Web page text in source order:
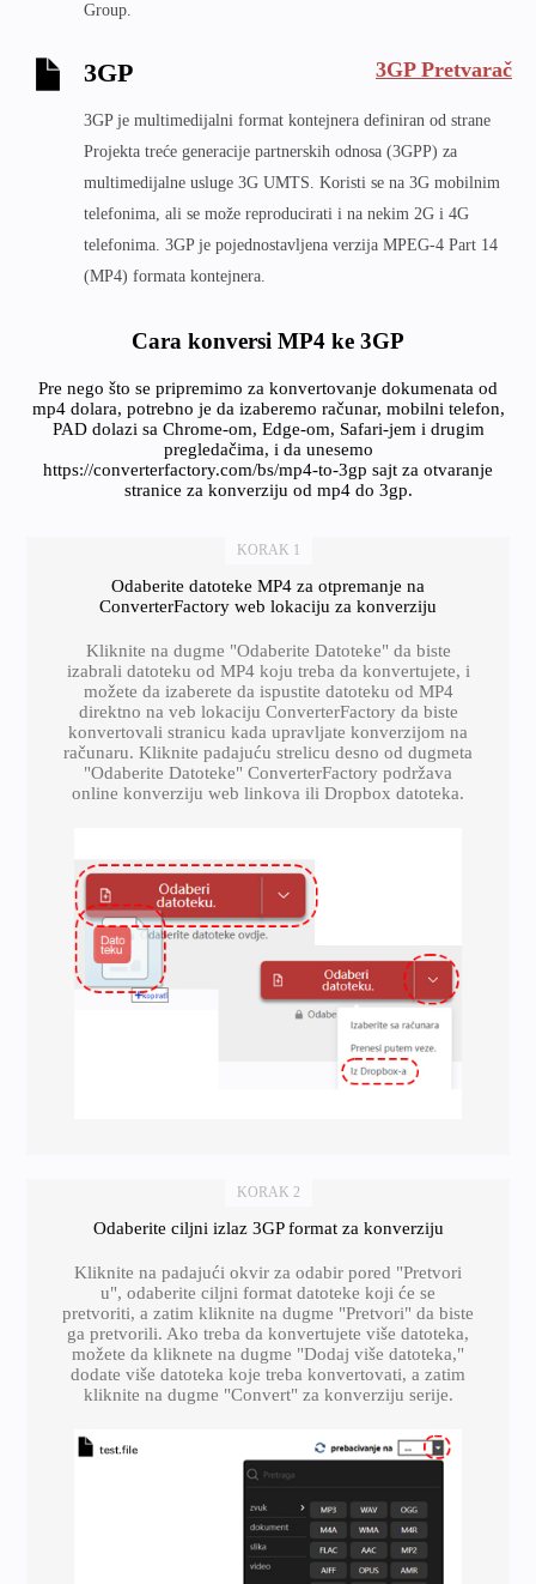
Group.
3GP 3GP Pretvarač
3GP je multimedijalni format kontejnera definiran od strane
Projekta treće generacije partnerskih odnosa (3GPP) za
multimedijalne usluge 3G UMTS. Koristi se na 3G mobilnim
telefonima, ali se može reproducirati i na nekim 2G i 4G
telefonima. 3GP je pojednostavljena verzija MPEG-4 Part 14
(MP4) formata kontejnera.
Cara konversi MP4 ke 3GP
Pre nego što se pripremimo za konvertovanje dokumenata od
mp4 dolara, potrebno je da izaberemo računar, mobilni telefon,
PAD dolazi sa Chrome-om, Edge-om, Safari-jem i drugim
pregledačima, i da unesemo
https://converterfactory.com/bs/mp4-to-3gp sajt za otvaranje
stranice za konverziju od mp4 do 3gp.
KORAK 1
Odaberite datoteke MP4 za otpremanje na
ConverterFactory web lokaciju za konverziju
Kliknite na dugme "Odaberite Datoteke" da biste
izabrali datoteku od MP4 koju treba da konvertujete, i
možete da izaberete da ispustite datoteku od MP4
direktno na veb lokaciju ConverterFactory da biste
konvertovali stranicu kada upravljate konverzijom na
računaru. Kliknite padajuću strelicu desno od dugmeta
"Odaberite Datoteke" ConverterFactory podržava
online konverziju web linkova ili Dropbox datoteka.
KORAK 2
Odaberite ciljni izlaz 3GP format za konverziju
Kliknite na padajući okvir za odabir pored "Pretvori
u", odaberite ciljni format datoteke koji će se
pretvoriti, a zatim kliknite na dugme "Pretvori" da biste
ga pretvorili. Ako treba da konvertujete više datoteka,
možete da kliknete na dugme "Dodaj više datoteka,"
dodate više datoteka koje treba konvertovati, a zatim
kliknite na dugme "Convert" za konverziju serije.